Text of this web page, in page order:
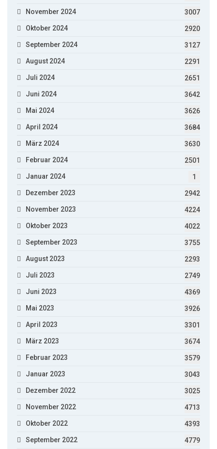
November 2024 3007
Oktober 2024 2920
September 2024 3127
August 2024 2291
Juli 2024 2651
Juni 2024 3642
Mai 2024 3626
April 2024 3684
März 2024 3630
Februar 2024 2501
Januar 2024 1
Dezember 2023 2942
November 2023 4224
Oktober 2023 4022
September 2023 3755
August 2023 2293
Juli 2023 2749
Juni 2023 4369
Mai 2023 3926
April 2023 3301
März 2023 3674
Februar 2023 3579
Januar 2023 3043
Dezember 2022 3025
November 2022 4713
Oktober 2022 4393
September 2022 4779